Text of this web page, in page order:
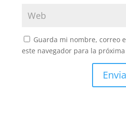
Guarda mi nombre, correo
este navegador para la